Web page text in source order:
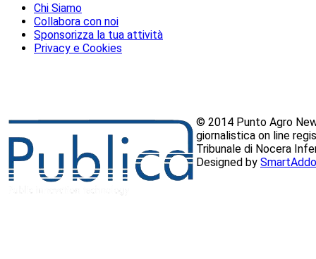
Chi Siamo
Collabora con noi
Sponsorizza la tua attività
Privacy e Cookies
© 2014 Punto Agro
giornalistica on line
Tribunale di Nocera
Designed by